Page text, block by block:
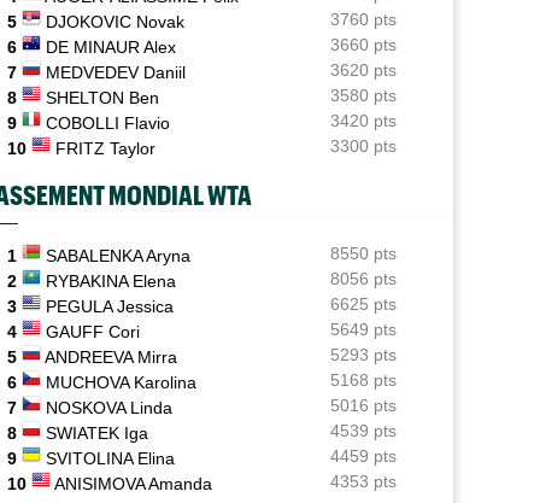
ATP / WTA
Tous les programmes et les résultats de ce jeudi 6 août
2026
06/08
INTERVIEW
Luca Van Assche : "Je peux être performant tout au
long de l’année"
INTERVIEW
Quentin Halys : "Je n’ai pas eu de coup de téléphone de
sponsors"
06/08
WTA - Toronto
Aryna Sabalenka propose... des conférences de presse
façon F1
5
DJOKOVIC Novak
3760 pts
6
DE MINAUR Alex
3660 pts
7
MEDVEDEV Daniil
3620 pts
8
SHELTON Ben
3580 pts
9
COBOLLI Flavio
3420 pts
10
FRITZ Taylor 3300 pts
MONDIAL WTA
1 SABALENKA Aryna
8550 pts
2
RYBAKINA Elena
8056 pts
3
PEGULA Jessica
6625 pts
4
GAUFF Cori
5649 pts
5
ANDREEVA Mirra
5293 pts
6
MUCHOVA Karolina
5168 pts
7
NOSKOVA Linda
5016 pts
8
SWIATEK Iga
4539 pts
9
SVITOLINA Elina
4459 pts
10
ANISIMOVA Amanda 4353 pts